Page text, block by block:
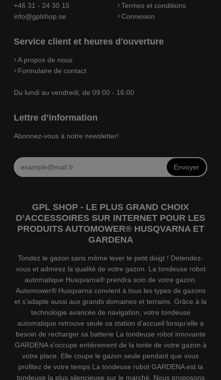
+46 31 - 24 30 15
info@gplshop.se
Termes et conditions
Connexion
Service client et heures d'ouverture
A propos de nous
Formulaire de contact
Du lundi au vendredi, de 09:00 - 16:00
Lettre d’information
Abonnez-vous à notre newsletter!
Envoyer
GPL SHOP - LE PLUS GRAND CHOIX
D’ACCESSOIRES SUR INTERNET POUR LES
PRODUITS AUTOMOWER® HUSQVARNA ET
GARDENA
Tondez le gazon sans même lever le petit doigt ! Détendez-
vous et admirez la qualité de votre gazon. La tondeuse robot
automatique Husqvarna® prendra soin de votre gazon.
Automower® Husqvarna convient à tous les types de gazons
et s’adapte aussi aux grands domaines et terrains. Grâce à la
technologie avancée de navigation, votre tondeuse
automatique retrouve seule sa station d’accueil lorsqu’elle a
besoin de recharger sa batterie La tondeuse robot innovante
GARDENA s’occupe entièrement de la tonte de votre gazon à
votre place. Elle coupe le gazon seule pendant que vous
profitez de votre temps La tondeuse robot GARDENA est la
tondeuse la plus silencieuse sur le marché. Nous proposons